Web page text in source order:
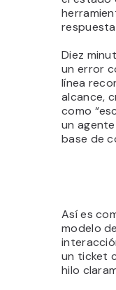
Diez
un error
línea
alcance,
como
un
base de
Así es
modelo
un ticket
hilo